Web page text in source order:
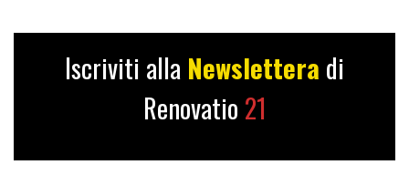
Iscriviti alla Newslettera di
Renovatio 21